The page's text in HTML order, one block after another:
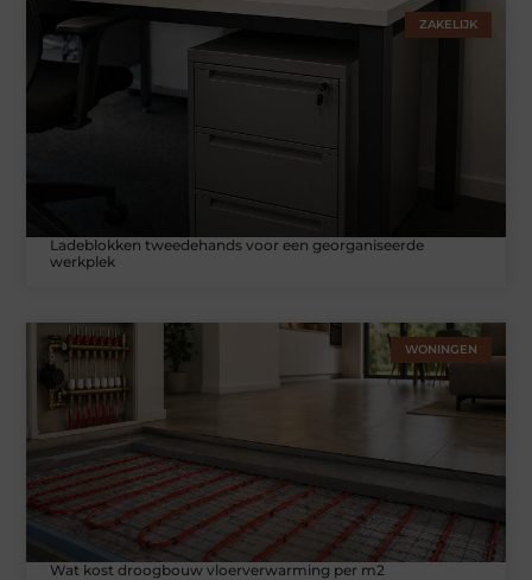
ZAKELIJK
Ladeblokken tweedehands voor een georganiseerde
werkplek
WONINGEN
Wat kost droogbouw vloerverwarming per m2